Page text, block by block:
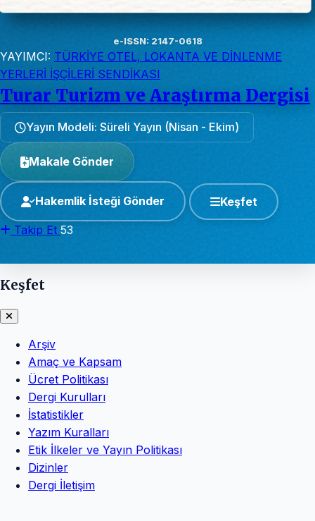
e-ISSN: 2147-0618
YAYIMCI: TÜRKİYE OTEL, LOKANTA VE DİNLENME
YERLERİ İŞÇİLERİ SENDİKASI
Turar Turizm ve Araştırma Dergisi
Yayın Modeli: Süreli Yayın (Nisan - Ekim)
Makale Gönder
Hakemlik İsteği Gönder Keşfet
Takip Et 53
Keşfet
Arşiv
Amaç ve Kapsam
Ücret Politikası
Dergi Kurulları
İstatistikler
Yazım Kuralları
Etik İlkeler ve Yayın Politikası
Dizinler
Dergi İletişim